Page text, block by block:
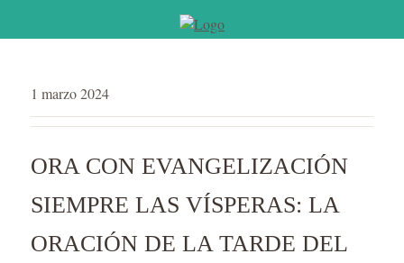
1 marzo 2024
ORA CON EVANGELIZACIÓN
SIEMPRE LAS VÍSPERAS: LA
ORACIÓN DE LA TARDE DEL